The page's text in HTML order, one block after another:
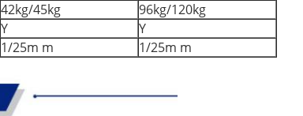
42kg/45kg
96kg/120kg
Y
Y
1/25m m 1/25m m